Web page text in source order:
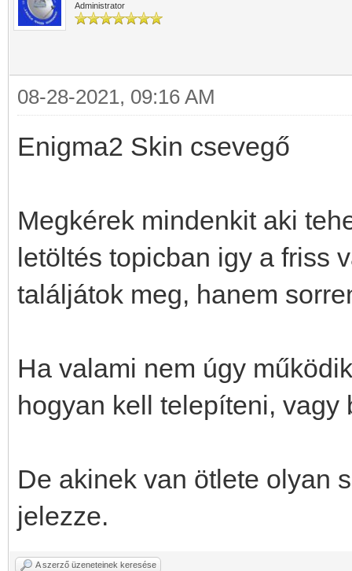
Administrator
08-28-2021, 09:16 AM
Enigma2 Skin csevegő
Megkérek mindenkit aki
letöltés topicban igy a friss
találjátok meg, hanem
Ha valami nem úgy
hogyan kell telepíteni,
De akinek van ötlete olyan
jelezze.
A szerző üzeneteinek keresése